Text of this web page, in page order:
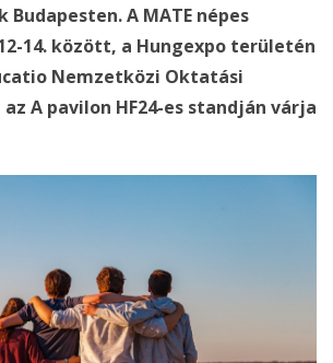
A MATE népes
14. között, a Hungexpo területén
Nemzetközi Oktatási
A pavilon HF24-es standján várja